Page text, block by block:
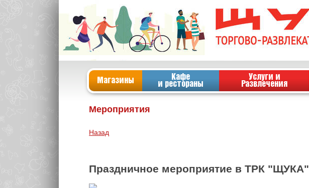
Магазины
Кафе
и рестораны
Услуги и
Развлечения
Мероприятия
Назад
Праздничное мероприятие в ТРК "ЩУКА"